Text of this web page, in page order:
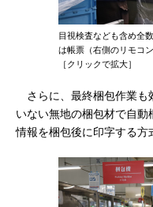
目視検査なども含め全
は帳票（右側のリモコ
［クリックで拡大］
さらに、最終梱包作業も
いない無地の梱包材で自
情報を梱包後に印字する方